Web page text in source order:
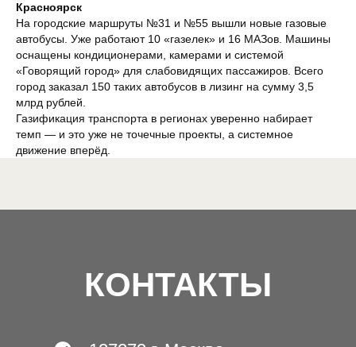
Красноярск
На городские маршруты №31 и №55 вышли новые газовые
автобусы. Уже работают 10 «газелек» и 16 МАЗов. Машины
оснащены кондиционерами, камерами и системой
«Говорящий город» для слабовидящих пассажиров. Всего
город заказал 150 таких автобусов в лизинг на сумму 3,5
млрд рублей.
Газификация транспорта в регионах уверенно набирает
темп — и это уже не точечные проекты, а системное
движение вперёд.
Разработано в студии «Якуббо»